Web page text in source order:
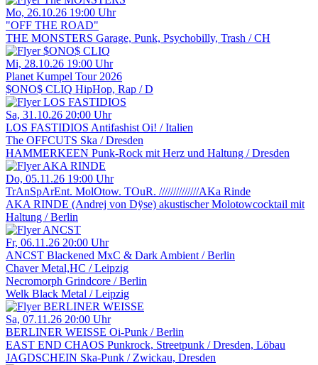
Mo, 26.10.26 19:00 Uhr
"OFF THE ROAD"
THE MONSTERS Garage, Punk, Psychobilly, Trash / CH
Mi, 28.10.26 19:00 Uhr
Planet Kumpel Tour 2026
$ONO$ CLIQ HipHop, Rap / D
Sa, 31.10.26 20:00 Uhr
LOS FASTIDIOS Antifashist Oi! / Italien
The OFFCUTS Ska / Dresden
HAMMERKEEN Punk-Rock mit Herz und Haltung / Dresden
Do, 05.11.26 19:00 Uhr
TrAnSpArEnt. MolOtow. TOuR. //////////////AKa Rinde
AKA RINDE (Andrej von Dÿse) akustischer Molotowcocktail mit
Haltung / Berlin
Fr, 06.11.26 20:00 Uhr
ANCST Blackened MxC & Dark Ambient / Berlin
Chaver Metal,HC / Leipzig
Necromorph Grindcore / Berlin
Welk Black Metal / Leipzig
Sa, 07.11.26 20:00 Uhr
BERLINER WEISSE Oi-Punk / Berlin
EAST END CHAOS Punkrock, Streetpunk / Dresden, Löbau
JAGDSCHEIN Ska-Punk / Zwickau, Dresden